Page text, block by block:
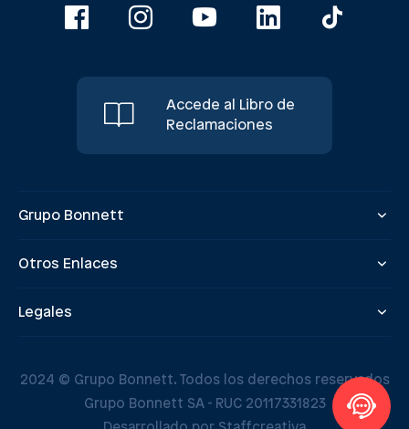
Accede al Libro de
Reclamaciones
Grupo Bonnett
Otros Enlaces
Legales
2024 © Grupo Bonnett. Todos los derechos reservados
Grupo Bonnett SA - RUC 20117331823